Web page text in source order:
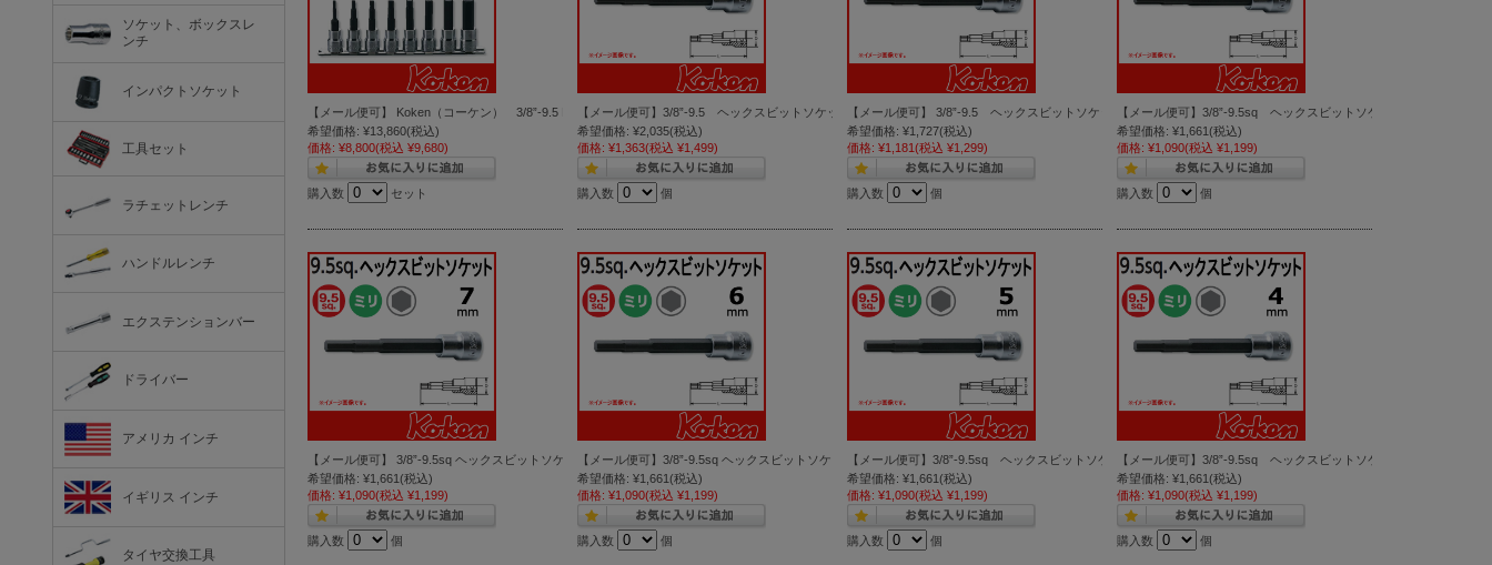
【メール便可】 Koken（コーケン） 3/8”-9.5 RS3010M/8-L100 ヘックスビットソケットレンチセット
希望価格: ¥13,860(税込)
価格: ¥8,800(税込 ¥9,680)
購入数 セット
【メール便可】3/8”-9.5 ヘックスビットソケットレンチ 12mm ( 3010M.100-12 )
希望価格: ¥2,035(税込)
価格: ¥1,363(税込 ¥1,499)
購入数 個
【メール便可】 3/8”-9.5 ヘックスビットソケットレンチ 10mm ( 3010M.100-10)
希望価格: ¥1,727(税込)
価格: ¥1,181(税込 ¥1,299)
購入数 個
【メール便可】3/8”-9.5sq ヘックスビットソケットレンチ 8mm (
希望価格: ¥1,661(税込)
価格: ¥1,090(税込 ¥1,199)
購入数 個
【メール便可】 3/8”-9.5sq ヘックスビットソケットレンチ 7mm ( 3010M.100-7 )
希望価格: ¥1,661(税込)
価格: ¥1,090(税込 ¥1,199)
購入数 個
【メール便可】3/8”-9.5sq ヘックスビットソケットレンチ 6mm ( 3010M.100-6 )
希望価格: ¥1,661(税込)
価格: ¥1,090(税込 ¥1,199)
購入数 個
【メール便可】3/8”-9.5sq ヘックスビットソケットレンチ 5mm ( 3010M.100-5 )
希望価格: ¥1,661(税込)
価格: ¥1,090(税込 ¥1,199)
購入数 個
【メール便可】3/8”-9.5sq ヘックスビットソケットレンチ 4mm (
希望価格: ¥1,661(税込)
価格: ¥1,090(税込 ¥1,199)
購入数 個
ソケット、ボックスレ
ンチ
インパクトソケット
工具セット
ラチェットレンチ
ハンドルレンチ
エクステンションバー
ドライバー
アメリカ インチ
イギリス インチ
タイヤ交換工具